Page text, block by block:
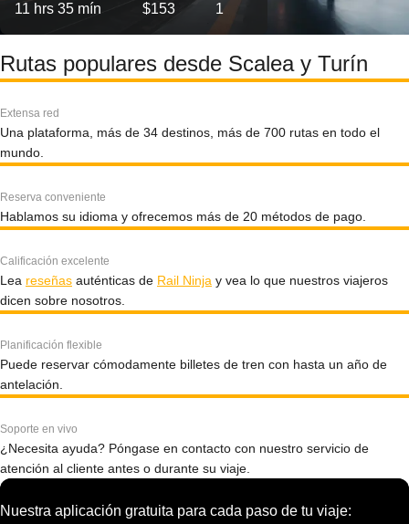
11 hrs 35 mín $153 1
Rutas populares desde Scalea y Turín
Extensa red
Una plataforma, más de 34 destinos, más de 700 rutas en todo el
mundo.
Reserva conveniente
Hablamos su idioma y ofrecemos más de 20 métodos de pago.
Calificación excelente
Lea reseñas auténticas de Rail Ninja y vea lo que nuestros viajeros
dicen sobre nosotros.
Planificación flexible
Puede reservar cómodamente billetes de tren con hasta un año de
antelación.
Soporte en vivo
¿Necesita ayuda? Póngase en contacto con nuestro servicio de
atención al cliente antes o durante su viaje.
Nuestra aplicación gratuita para cada paso de tu viaje: